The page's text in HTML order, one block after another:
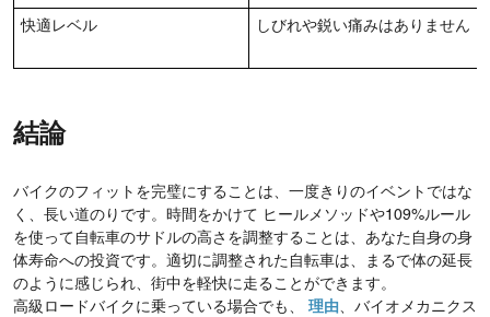
快適レベル しびれや鋭い痛みはありません
結論
バイクのフィットを完璧にすることは、一度きりのイベントではな
く、長い道のりです。時間をかけて ヒールメソッドや109%ルール
を使って自転車のサドルの高さを調整することは、あなた自身の身
体寿命への投資です。適切に調整された自転車は、まるで体の延長
のように感じられ、街中を軽快に走ることができます。
高級ロードバイクに乗っている場合でも、 理由 、バイオメカニクス